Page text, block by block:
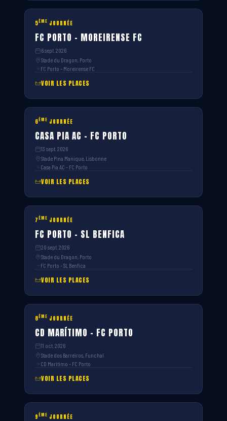
5ÈME JOURNÉE
FC PORTO – MOREIRENSE FC
6 sept. 2026
Stade du Dragon, Porto
FC Porto – Moreirense FC
VOIR LES PLACES
6ÈME JOURNÉE
CASA PIA AC – FC PORTO
13 sept. 2026
Stade Pina Manique, Lisbonne
Casa Pia AC – FC Porto
VOIR LES PLACES
7ÈME JOURNÉE
FC PORTO – SL BENFICA
20 sept. 2026
Stade du Dragon, Porto
FC Porto – SL Benfica
VOIR LES PLACES
8ÈME JOURNÉE
CD MARÍTIMO – FC PORTO
11 oct. 2026
Stade dos Barreiros, Funchal
CD Marítimo – FC Porto
VOIR LES PLACES
9ÈME JOURNÉE